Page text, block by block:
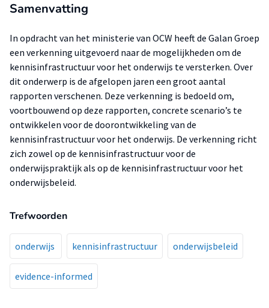
Samenvatting
In opdracht van het ministerie van OCW heeft de Galan Groep
een verkenning uitgevoerd naar de mogelijkheden om de
kennisinfrastructuur voor het onderwijs te versterken. Over
dit onderwerp is de afgelopen jaren een groot aantal
rapporten verschenen. Deze verkenning is bedoeld om,
voortbouwend op deze rapporten, concrete scenario’s te
ontwikkelen voor de doorontwikkeling van de
kennisinfrastructuur voor het onderwijs. De verkenning richt
zich zowel op de kennisinfrastructuur voor de
onderwijspraktijk als op de kennisinfrastructuur voor het
onderwijsbeleid.
Trefwoorden
onderwijs kennisinfrastructuur onderwijsbeleid
evidence-informed